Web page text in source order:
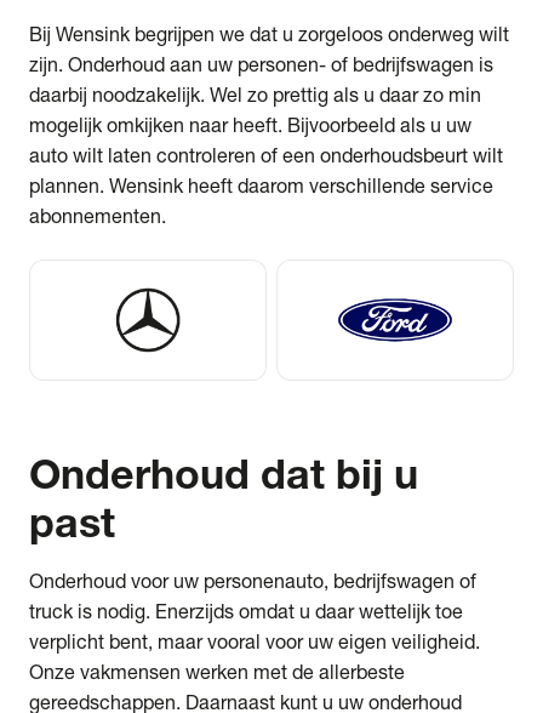
Bij Wensink begrijpen we dat u zorgeloos onderweg wilt
zijn. Onderhoud aan uw personen- of bedrijfswagen is
daarbij noodzakelijk. Wel zo prettig als u daar zo min
mogelijk omkijken naar heeft. Bijvoorbeeld als u uw
auto wilt laten controleren of een onderhoudsbeurt wilt
plannen. Wensink heeft daarom verschillende service
abonnementen.
Onderhoud dat bij u
past
Onderhoud voor uw personenauto, bedrijfswagen of
truck is nodig. Enerzijds omdat u daar wettelijk toe
verplicht bent, maar vooral voor uw eigen veiligheid.
Onze vakmensen werken met de allerbeste
gereedschappen. Daarnaast kunt u uw onderhoud